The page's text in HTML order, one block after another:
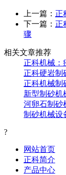
上一篇： 正
下一篇： 正
骤
相关文章推荐
正科机械：
正科硬岩制
正科机械制
新型制砂机
河卵石制砂
制砂机械设
?
网站首页
正科简介
产品中心